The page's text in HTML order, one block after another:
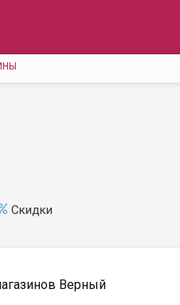
Скидки
Верный